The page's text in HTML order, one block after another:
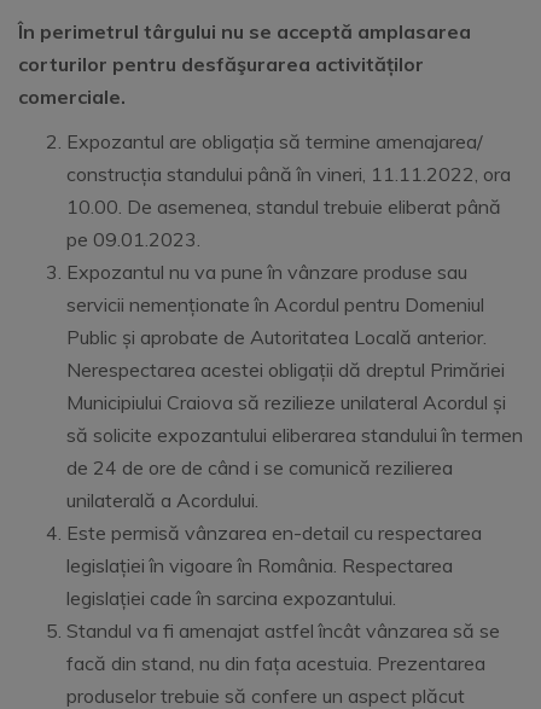
În perimetrul târgului nu se acceptă amplasarea
corturilor pentru desfăşurarea activităților
comerciale.
Expozantul are obligația să termine amenajarea/
construcția standului până în vineri, 11.11.2022, ora
10.00. De asemenea, standul trebuie eliberat până
pe 09.01.2023.
Expozantul nu va pune în vânzare produse sau
servicii nemenționate în Acordul pentru Domeniul
Public și aprobate de Autoritatea Locală anterior.
Nerespectarea acestei obligații dă dreptul Primăriei
Municipiului Craiova să rezilieze unilateral Acordul și
să solicite expozantului eliberarea standului în termen
de 24 de ore de când i se comunică rezilierea
unilaterală a Acordului.
Este permisă vânzarea en-detail cu respectarea
legislației în vigoare în România. Respectarea
legislației cade în sarcina expozantului.
Standul va fi amenajat astfel încât vânzarea să se
facă din stand, nu din fața acestuia. Prezentarea
produselor trebuie să confere un aspect plăcut